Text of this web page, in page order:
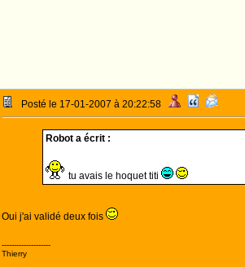
Posté le 17-01-2007 à 20:22:58
Robot a écrit :
tu avais le hoquet titi
Oui j'ai validé deux fois
--------------------
Thierry